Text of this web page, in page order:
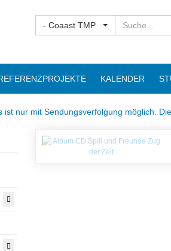
- Coaast TMP
KALENDER
nur mit Sendungsverfolgung möglich.